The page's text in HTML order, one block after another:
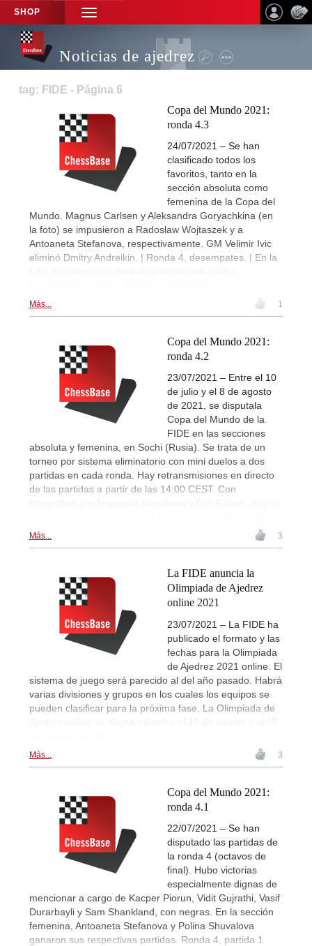
SHOP
TOGGLE
NAVIGATION
Noticias de ajedrez
tag: FIDE - Página 6
Copa del Mundo 2021:
ronda 4.3
24/07/2021 – Se han
clasificado todos los
favoritos, tanto en la
sección absoluta como
femenina de la Copa del
Mundo. Magnus Carlsen y Aleksandra Goryachkina (en
la foto) se impusieron a Radoslaw Wojtaszek y a
Antoaneta Stefanova, respectivamente. GM Velimir Ivic
eliminó Dmitry Andreikin. | Ronda 4, desempates. | En la
Más... 1
Copa del Mundo 2021:
ronda 4.2
23/07/2021 – Entre el 10
de julio y el 8 de agosto
de 2021, se disputala
Copa del Mundo de la
FIDE en las secciones
absoluta y femenina, en Sochi (Rusia). Se trata de un
torneo por sistema eliminatorio con mini duelos a dos
partidas en cada ronda. Hay retransmisiones en directo
de las partidas a partir de las 14:00 CEST. Con
Más... 3
La FIDE anuncia la
Olimpiada de Ajedrez
online 2021
23/07/2021 – La FIDE ha
publicado el formato y las
fechas para la Olimpiada
de Ajedrez 2021 online. El
sistema de juego será parecido al del año pasado. Habrá
varias divisiones y grupos en los cuales los equipos se
pueden clasificar para la próxima fase. La Olimpiada de
Ajedrez online se disputará entre el 13 de agosto y el 15
Más... 3
Copa del Mundo 2021:
ronda 4.1
22/07/2021 – Se han
disputado las partidas de
la ronda 4 (octavos de
final). Hubo victorias
especialmente dignas de
mencionar a cargo de Kacper Piorun, Vidit Gujrathi, Vasif
Durarbayli y Sam Shankland, con negras. En la sección
femenina, Antoaneta Stefanova y Polina Shuvalova
ganaron sus respectivas partidas. Ronda 4, partida 1